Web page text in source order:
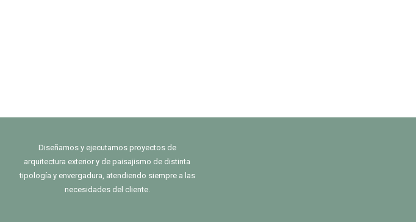
Diseñamos y ejecutamos proyectos de
arquitectura exterior y de paisajismo de distinta
tipología y envergadura, atendiendo siempre a las
necesidades del cliente.